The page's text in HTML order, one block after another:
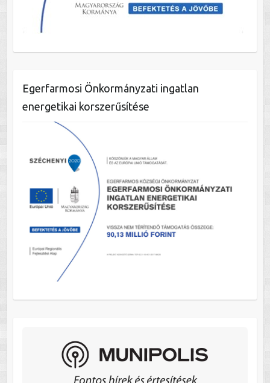
Egerfarmosi Önkormányzati ingatlan
energetikai korszerűsítése